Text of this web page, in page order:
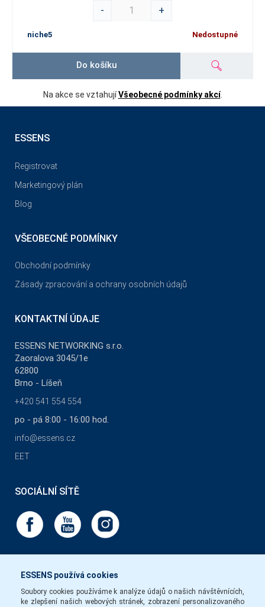
-
+
niche5 Nedostupné
Do košíku
Na akce se vztahujíVšeobecné podmínky akcí.
ESSENS používá cookies
Soubory cookies používáme k analýze údajů o našich návštěvnících,
ke zlepšení našich webových stránek, zobrazení personalizovaného
ESSENS
Registrovat
Marketingový plán
Blog
VŠEOBECNÉ PODMÍNKY
Obchodní podmínky
Zásady zpracování a ochrany osobních údajů
KONTAKTNÍ ÚDAJE
ESSENS NETWORKING s.r.o.
Zaoralova 3045/1e
62800
Brno - Líšeň
+420 541 554 554
po - pá 8:00 - 16:00 hod.
info@essens.cz
EET
SOCIÁLNÍ SÍTĚ